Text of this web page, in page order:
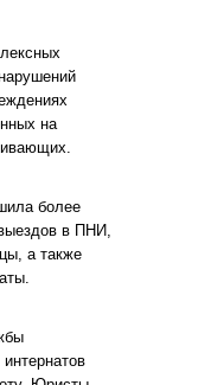
на
более
в ПНИ,
а также